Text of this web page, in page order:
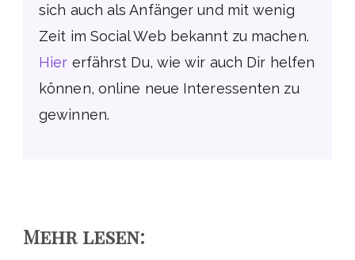
sich auch als Anfänger und mit wenig
Zeit im Social Web bekannt zu machen.
Hier erfährst Du, wie wir auch Dir helfen
können, online neue Interessenten zu
gewinnen.
Mehr lesen: